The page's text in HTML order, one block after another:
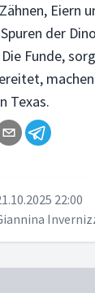
Eiern
der
Funde,
Texas.
22:00